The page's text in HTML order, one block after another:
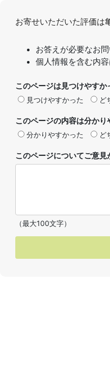
お寄せいただいた評価は
お答えが必要なお
個人情報を含む内
このページは見つけやすか
見つけやすかった ど
このページの内容は分かり
分かりやすかった ど
このページについてご意
（最大100文字）